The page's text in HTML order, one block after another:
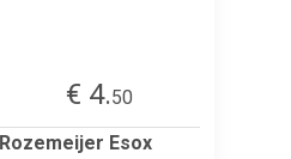
€ 4.50
Rozemeijer Esox